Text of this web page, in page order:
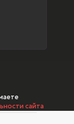
сайта